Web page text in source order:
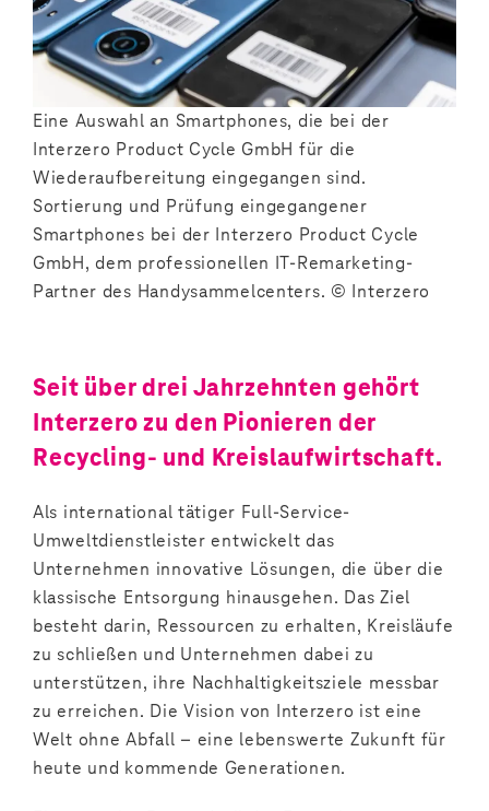
Eine Auswahl an Smartphones, die bei der
Interzero Product Cycle GmbH für die
Wiederaufbereitung eingegangen sind.
Sortierung und Prüfung eingegangener
Smartphones bei der Interzero Product Cycle
GmbH, dem professionellen IT-Remarketing-
Partner des Handysammelcenters. © Interzero
Seit über drei Jahrzehnten gehört
Interzero zu den Pionieren der
Recycling- und Kreislaufwirtschaft.
Als international tätiger Full-Service-
Umweltdienstleister entwickelt das
Unternehmen innovative Lösungen, die über die
klassische Entsorgung hinausgehen. Das Ziel
besteht darin, Ressourcen zu erhalten, Kreisläufe
zu schließen und Unternehmen dabei zu
unterstützen, ihre Nachhaltigkeitsziele messbar
zu erreichen. Die Vision von Interzero ist eine
Welt ohne Abfall – eine lebenswerte Zukunft für
heute und kommende Generationen.